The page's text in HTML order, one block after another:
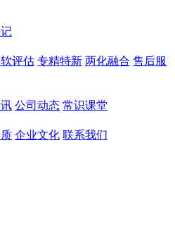
评估 专精特新 两化融合 售后服
公司动态 常识课堂
企业文化 联系我们